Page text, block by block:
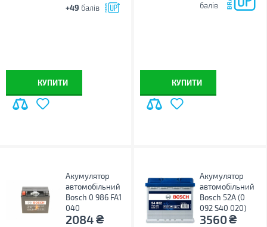
+49 балів
КУПИТИ
балів
КУПИТИ
Акумулятор
автомобільний
Bosch 0 986 FA1
040
2084₴
Акумулятор
автомобільний
Bosch 52А (0
092 S40 020)
3560₴